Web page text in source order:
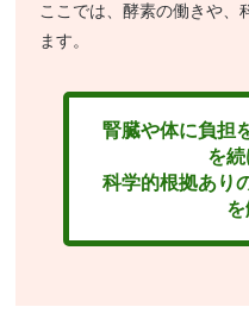
ここでは、酵素の働きや、
ます。
腎臓や体に負担
を
科学的根拠あり